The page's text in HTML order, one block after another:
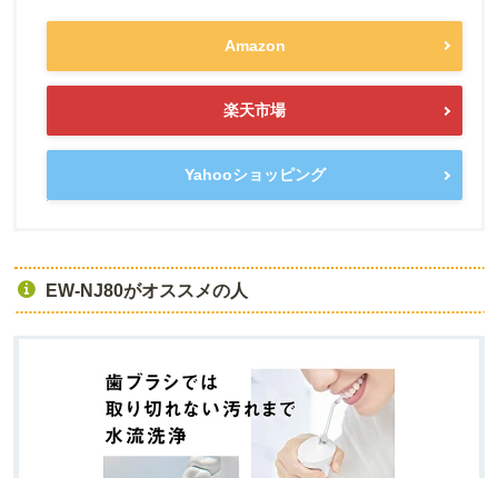
Amazon
楽天市場
Yahooショッピング
EW-NJ80がオススメの人